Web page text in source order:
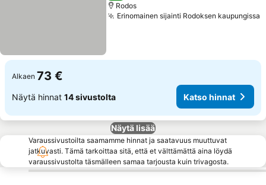
Rodos
Erinomainen sijainti Rodoksen kaupungissa
Alkaen 73 €
Näytä hinnat 14 sivustolta Katso hinnat
Näytä lisää
Varaussivustoilta saamamme hinnat ja saatavuus muuttuvat
jatkuvasti. Tämä tarkoittaa sitä, että et välttämättä aina löydä
varaussivustolta täsmälleen samaa tarjousta kuin trivagosta.